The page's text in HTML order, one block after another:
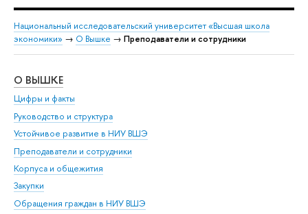
Национальный исследовательский университет «Высшая школа
экономики» → О Вышке → Преподаватели и сотрудники
О ВЫШКЕ
Цифры и факты
Руководство и структура
Устойчивое развитие в НИУ ВШЭ
Преподаватели и сотрудники
Корпуса и общежития
Закупки
Обращения граждан в НИУ ВШЭ